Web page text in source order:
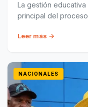
La gestión
principal del
Leer más →
NACIONALES